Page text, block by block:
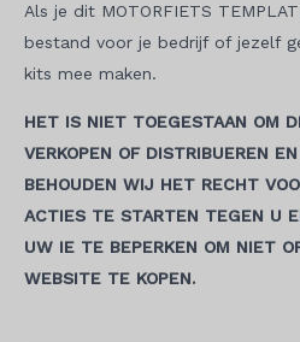
Als je dit MOTORFIETS
bestand voor je bedrijf of jezelf
kits mee maken.
HET IS NIET TOEGESTAAN OM
VERKOPEN OF DISTRIBUEREN
BEHOUDEN WIJ HET RECHT
ACTIES TE STARTEN TEGEN U
UW IE TE BEPERKEN OM NIET
WEBSITE TE KOPEN.